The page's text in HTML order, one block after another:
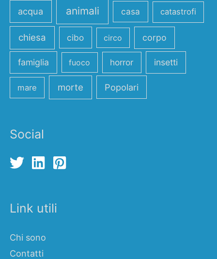
acqua animali casa catastrofi
chiesa cibo circo corpo
famiglia fuoco horror insetti
mare morte Popolari
Social
Link utili
Chi sono
Contatti